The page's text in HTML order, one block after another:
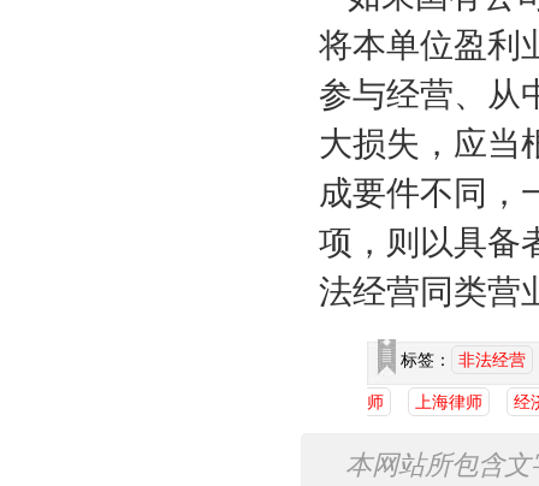
将本单位盈利
参与经营、从
大损失，应当
成要件不同，
项，则以具备
法经营同类营
标签： 非法经营
师 上海律师 经
本网站所包含